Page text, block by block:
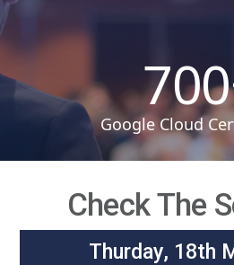
700
Google Cloud
Check The
Thurday, 18th